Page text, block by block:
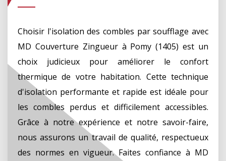
Choisir l'isolation des combles par soufflage avec
MD Couverture Zingueur à Pomy (1405) est un
choix judicieux pour améliorer le confort
thermique de votre habitation. Cette technique
d'isolation performante et rapide est idéale pour
les combles perdus et difficilement accessibles.
Grâce à notre expérience et notre savoir-faire,
nous assurons un travail de qualité, respectueux
des normes en vigueur. Faites confiance à MD